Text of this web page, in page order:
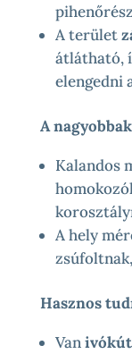
A terület
átlátható,
elengedni
A
Kalandos
A hely
Hasznos
Vanivókút